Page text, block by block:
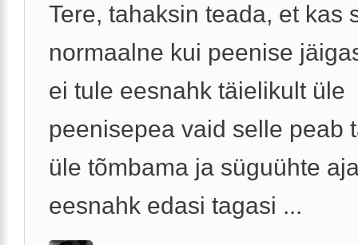
Tere, tahaksin teada, et kas
normaalne kui peenise
ei tule eesnahk täielikult üle
peenisepea vaid selle peab
üle tõmbama ja süguühte
eesnahk edasi tagasi ...